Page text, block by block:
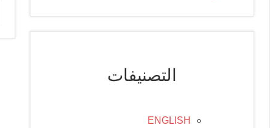
التصنيفات
ENGLISH